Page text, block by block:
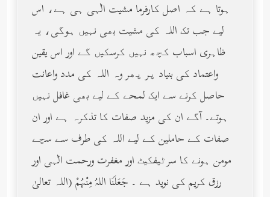
ہوتا ہے کہ اصل کارفرما مشیت الٰہی ہی ہے، اس
لیے جب تک اللہ کی مشیت بھی نہیں ہوگی، یہ
ظاہری اسباب کچھ نہیں کرسکیں گے اور اس یقین
واعتماد کی بنیاد پر پھر وہ اللہ کی مدد واعانت
حاصل کرنے سے ایک لمحے کے لیے بھی غافل نہیں
ہوتے۔ آگے ان کی مزید صفات کا تذکرہ ہے اور ان
صفات کے حاملین کے لیے اللہ کی طرف سے سچے
مومن ہونے کا سرٹیفکیٹ اور مغفرت ورحمت الٰہی اور
رزق کریم کی نوید ہے ۔ جَعَلَنَا اللهُ مِنْهُمْ (اللہ تعالیٰ